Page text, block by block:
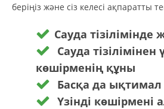
беріңіз және сіз келесі ақпаратты
Сауда
Сауда тізілімінен
көшірменің құны
Басқа да
Үзінді көшірмені